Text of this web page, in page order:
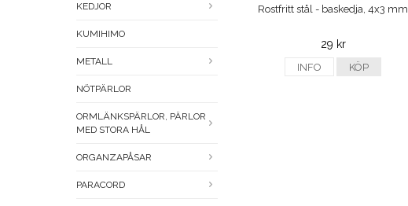
KEDJOR
KUMIHIMO
METALL
NÖTPÄRLOR
ORMLÄNKSPÄRLOR, PÄRLOR
MED STORA HÅL
ORGANZAPÅSAR
PARACORD
Rostfritt stål - baskedja, 4x3 mm
29 kr
INFO KÖP